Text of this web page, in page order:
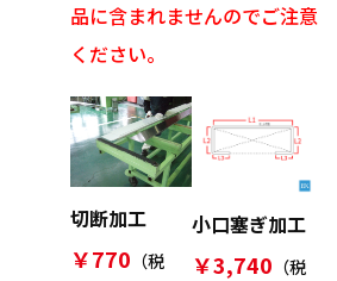
品に含まれませんのでご注意
ください。
切断加工
￥770 （税
小口塞ぎ加工
￥3,740 （税